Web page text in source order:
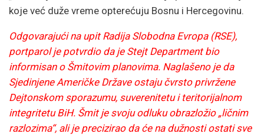
koje već duže vreme opterećuju Bosnu i Hercegovinu.
Odgovarajući na upit Radija Slobodna Evropa (RSE),
portparol je potvrdio da je Stejt Department bio
informisan o Šmitovim planovima. Naglašeno je da
Sjedinjene Američke Države ostaju čvrsto privržene
Dejtonskom sporazumu, suverenitetu i teritorijalnom
integritetu BiH. Šmit je svoju odluku obrazložio „ličnim
razlozima“, ali je precizirao da će na dužnosti ostati sve